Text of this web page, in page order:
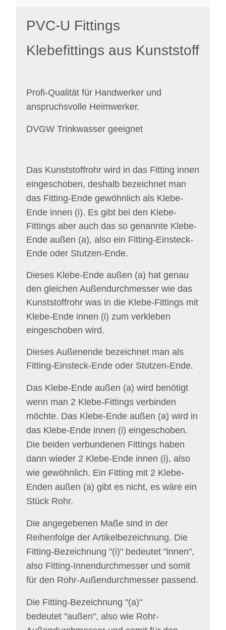
PVC-U Fittings
Klebefittings aus Kunststoff
Profi-Qualität für Handwerker und
anspruchsvolle Heimwerker.
DVGW Trinkwasser geeignet
Das Kunststoffrohr wird in das Fitting innen
eingeschoben, deshalb bezeichnet man
das Fitting-Ende gewöhnlich als Klebe-
Ende innen (i). Es gibt bei den Klebe-
Fittings aber auch das so genannte Klebe-
Ende außen (a), also ein Fitting-Einsteck-
Ende oder Stutzen-Ende.
Dieses Klebe-Ende außen (a) hat genau
den gleichen Außendurchmesser wie das
Kunststoffrohr was in die Klebe-Fittings mit
Klebe-Ende innen (i) zum verkleben
eingeschoben wird.
Dieses Außenende bezeichnet man als
Fitting-Einsteck-Ende oder Stutzen-Ende.
Das Klebe-Ende außen (a) wird benötigt
wenn man 2 Klebe-Fittings verbinden
möchte. Das Klebe-Ende außen (a) wird in
das Klebe-Ende innen (i) eingeschoben.
Die beiden verbundenen Fittings haben
dann wieder 2 Klebe-Ende innen (i), also
wie gewöhnlich. Ein Fitting mit 2 Klebe-
Enden außen (a) gibt es nicht, es wäre ein
Stück Rohr.
Die angegebenen Maße sind in der
Reihenfolge der Artikelbezeichnung. Die
Fitting-Bezeichnung "(i)" bedeutet "innen",
also Fitting-Innendurchmesser und somit
für den Rohr-Außendurchmesser passend.
Die Fitting-Bezeichnung "(a)"
bedeutet "außen", also wie Rohr-